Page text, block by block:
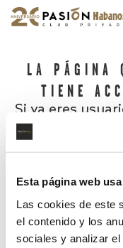
Esta página web
Las cookies de este
el contenido y los
sociales y analizar
LA PÁGINA
TIENE
Si ya eres